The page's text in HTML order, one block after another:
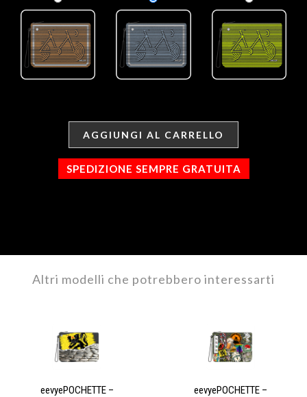
AGGIUNGI AL CARRELLO
SPEDIZIONE SEMPRE GRATUITA
Altri modelli che potrebbero interessarti
eevyePOCHETTE – eevyePOCHETTE –